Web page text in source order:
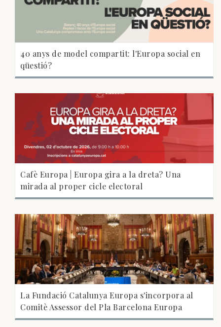
40 anys de model compartit: l'Europa social en
qüestió?
Cafè Europa | Europa gira a la dreta? Una
mirada al proper cicle electoral
La Fundació Catalunya Europa s'incorpora al
Comitè Assessor del Pla Barcelona Europa